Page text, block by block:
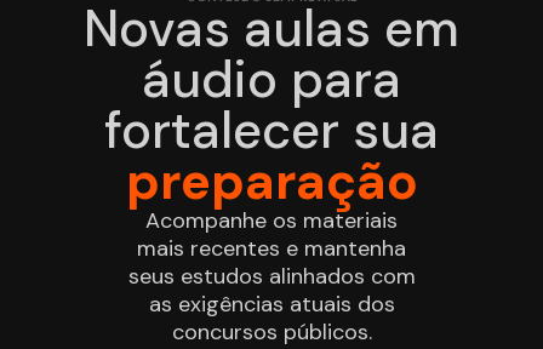
Novas aulas em
áudio para
fortalecer sua
preparação
Acompanhe os materiais
mais recentes e mantenha
seus estudos alinhados com
as exigências atuais dos
concursos públicos.